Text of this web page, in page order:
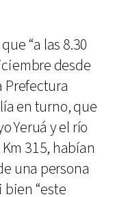
“a las 8.30
desde
Prefectura
en turno, que
Yeruá y el río
315, habían
una persona
bien “este